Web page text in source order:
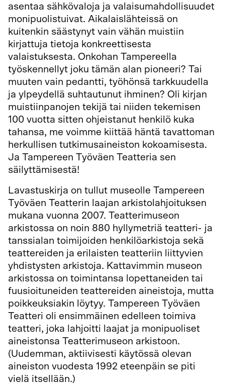
asentaa sähkövaloja ja valaisumahdollisuudet
monipuolistuivat. Aikalaislähteissä on
kuitenkin säästynyt vain vähän muistiin
kirjattuja tietoja konkreettisesta
valaistuksesta. Onkohan Tampereella
työskennellyt joku tämän alan pioneeri? Tai
muuten vain pedantti, työhönsä tarkkuudella
ja ylpeydellä suhtautunut ihminen? Oli kirjan
muistiinpanojen tekijä tai niiden tekemisen
100 vuotta sitten ohjeistanut henkilö kuka
tahansa, me voimme kiittää häntä tavattoman
herkullisen tutkimusaineiston kokoamisesta.
Ja Tampereen Työväen Teatteria sen
säilyttämisestä!
Lavastuskirja on tullut museolle Tampereen
Työväen Teatterin laajan arkistolahjoituksen
mukana vuonna 2007. Teatterimuseon
arkistossa on noin 880 hyllymetriä teatteri- ja
tanssialan toimijoiden henkilöarkistoja sekä
teattereiden ja erilaisten teatteriin liittyvien
yhdistysten arkistoja. Kattavimmin museon
arkistossa on toimintansa lopettaneiden tai
fuusioituneiden teattereiden aineistoja, mutta
poikkeuksiakin löytyy. Tampereen Työväen
Teatteri oli ensimmäinen edelleen toimiva
teatteri, joka lahjoitti laajat ja monipuoliset
aineistonsa Teatterimuseon arkistoon.
(Uudemman, aktiivisesti käytössä olevan
aineiston vuodesta 1992 eteenpäin se piti
vielä itsellään.)